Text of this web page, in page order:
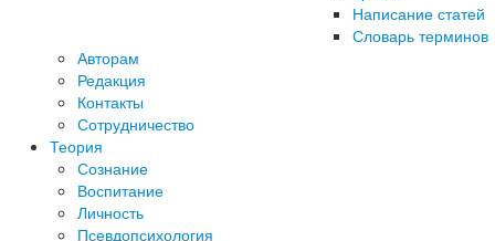
Написание статей
Словарь терминов
Авторам
Редакция
­Контакты
Сотрудничество
Теория
Сознание
Воспитание
Личность
Псевдопсихология